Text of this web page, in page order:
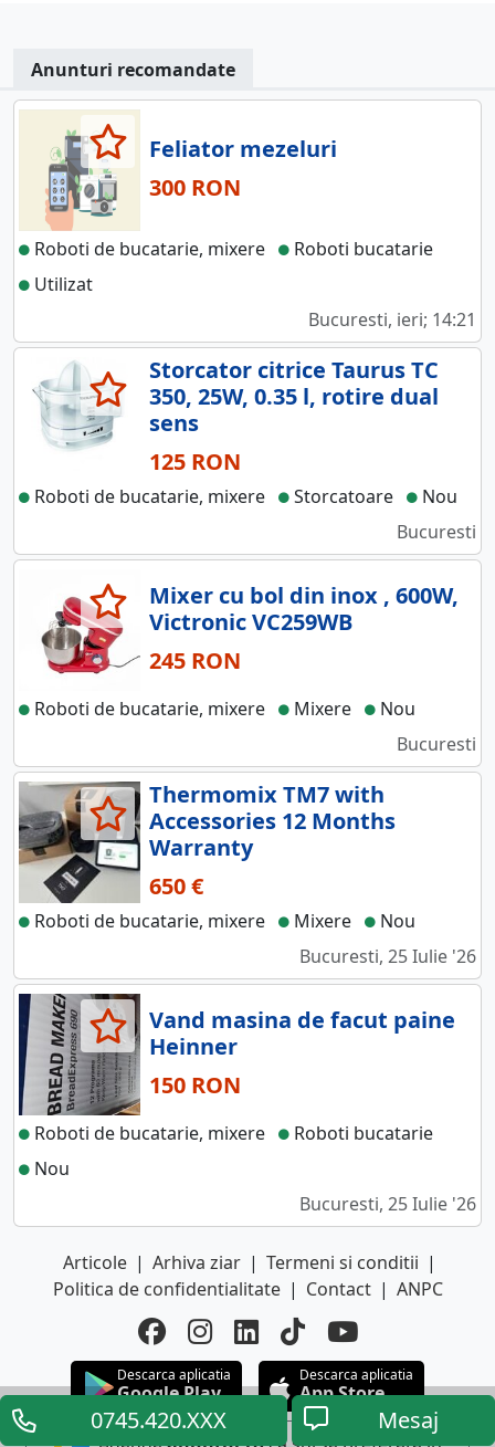
0745.420.XXX Mesaj
Anunturi recomandate
Feliator mezeluri
300 RON
Roboti de bucatarie, mixere
Roboti bucatarie
Utilizat
Bucuresti, ieri; 14:21
Storcator citrice Taurus TC
350, 25W, 0.35 l, rotire dual
sens
125 RON
Roboti de bucatarie, mixere Storcatoare
Nou
Bucuresti
Mixer cu bol din inox , 600W,
Victronic VC259WB
245 RON
Roboti de bucatarie, mixere Mixere
Nou
Bucuresti
Thermomix TM7 with
Accessories 12 Months
Warranty
650 €
Roboti de bucatarie, mixere Mixere
Nou
Bucuresti, 25 Iulie '26
Vand masina de facut paine
Heinner
150 RON
Roboti de bucatarie, mixere
Roboti bucatarie
Nou
Bucuresti, 25 Iulie '26
Articole | Arhiva ziar | Termeni si conditii |
Politica de confidentialitate | Contact | ANPC
Descarca aplicatia
Google Play
Descarca aplicatia
App Store